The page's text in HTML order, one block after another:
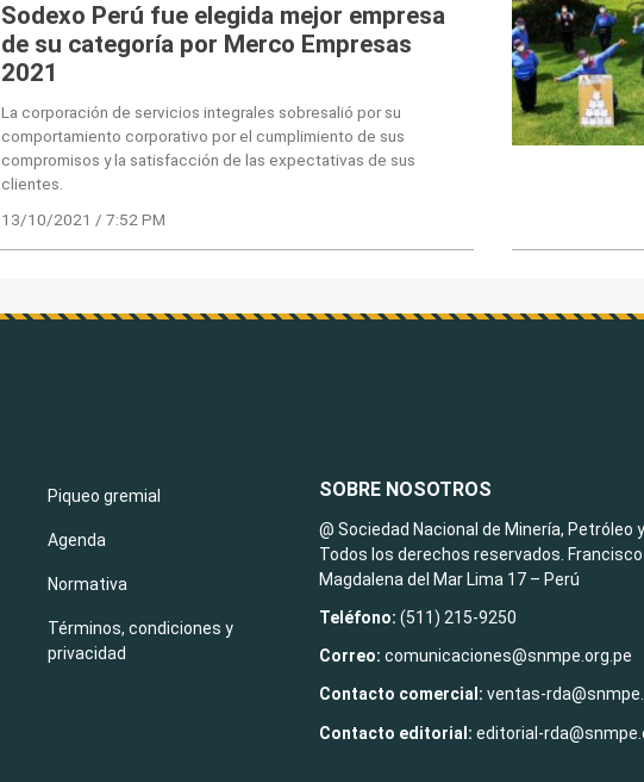
Sodexo Perú fue elegida mejor empresa
de su categoría por Merco Empresas
2021
La corporación de servicios integrales sobresalió por su
comportamiento corporativo por el cumplimiento de sus
compromisos y la satisfacción de las expectativas de sus
clientes.
13/10/2021 / 7:52 PM
Piqueo gremial
Agenda
Normativa
Términos, condiciones y
privacidad
SOBRE NOSOTROS
@ Sociedad Nacional de Minería, Petróleo y
Todos los derechos reservados. Francisco
Magdalena del Mar Lima 17 – Perú
Teléfono: (511) 215-9250
Correo:comunicaciones@snmpe.org.pe
Contacto comercial: ventas-
Contacto editorial: editorial-